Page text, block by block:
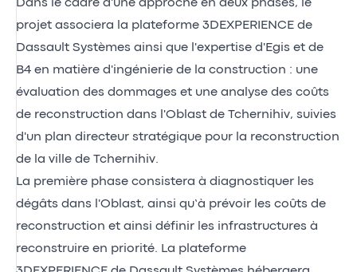
Dans le cadre d'une approche en deux phases, le
projet associera la plateforme 3DEXPERIENCE de
Dassault Systèmes ainsi que l'expertise d'Egis et de
B4 en matière d'ingénierie de la construction : une
évaluation des dommages et une analyse des coûts
de reconstruction dans l'Oblast de Tchernihiv, suivies
d'un plan directeur stratégique pour la reconstruction
de la ville de Tchernihiv.
La première phase consistera à diagnostiquer les
dégâts dans l'Oblast, ainsi qu’à prévoir les coûts de
reconstruction et ainsi définir les infrastructures à
reconstruire en priorité. La plateforme